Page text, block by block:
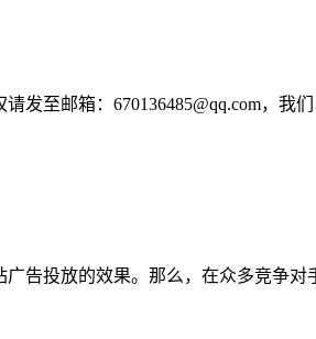
发至邮箱：670136485@qq.com，我
告投放的效果。那么，在众多竞争